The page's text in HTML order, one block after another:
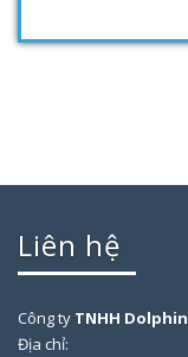
Liên hệ
Công ty TNHH
Địa chỉ: